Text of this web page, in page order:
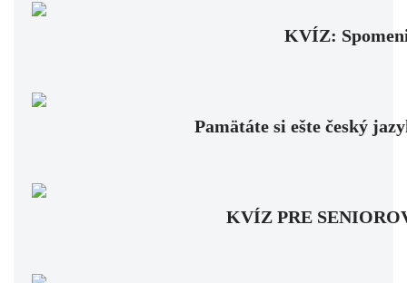
KVÍZ:
Pamätáte si ešte český
KVÍZ PRE